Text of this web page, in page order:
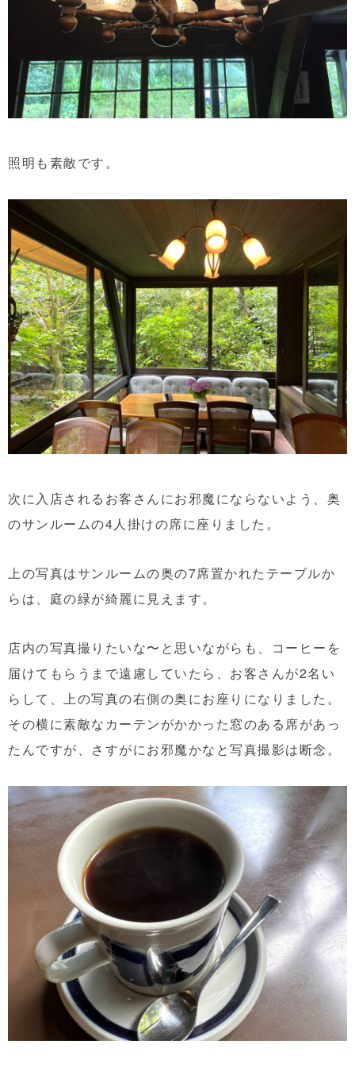
照明も素敵です。
次に入店されるお客さんにお邪魔にならないよう、奥
のサンルームの4人掛けの席に座りました。
上の写真はサンルームの奥の7席置かれたテーブルか
らは、庭の緑が綺麗に見えます。
店内の写真撮りたいな〜と思いながらも、コーヒーを
届けてもらうまで遠慮していたら、お客さんが2名い
らして、上の写真の右側の奥にお座りになりました。
その横に素敵なカーテンがかかった窓のある席があっ
たんですが、さすがにお邪魔かなと写真撮影は断念。